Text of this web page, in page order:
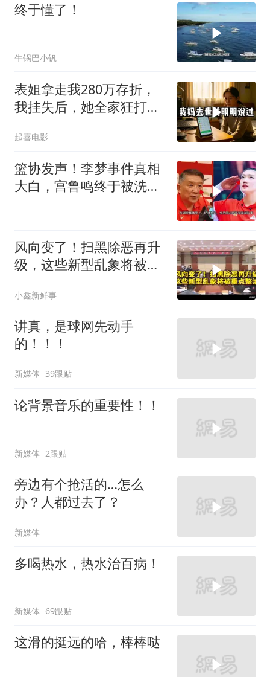
终于懂了！
牛锅巴小钒
表姐拿走我280万存折，
我挂失后，她全家狂打
起喜电影
篮协发声！李梦事件真相
大白，宫鲁鸣终于被洗清
风向变了！扫黑除恶再升
级，这些新型乱象将被重
小鑫新鲜事
讲真，是球网先动手
的！！！
新媒体 39跟贴
论背景音乐的重要性！！
新媒体 2跟贴
旁边有个抢活的…怎么
办？人都过去了？
新媒体
多喝热水，热水治百病！
新媒体 69跟贴
这滑的挺远的哈，棒棒哒